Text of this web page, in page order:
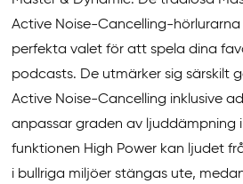
Active Noise-Cancelling-
perfekta valet för att spela dina
podcasts. De utmärker sig särskilt
Active Noise-Cancelling inklusive
anpassar graden av ljuddämpning
funktionen High Power kan ljudet
i bullriga miljöer stängas ute,